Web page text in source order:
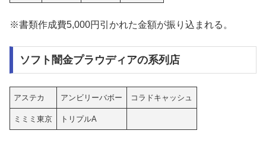
※書類作成費5,000円引かれた金額が振り込まれる。
ソフト闇金プラウディアの系列店
アステカ アンビリーバボー コラドキャッシュ
ミミミ東京 トリプルA